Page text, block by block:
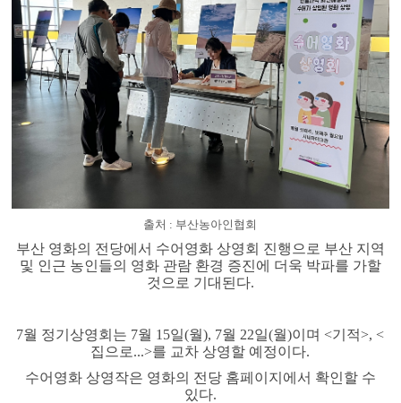
출처 : 부산농아인협회
부산 영화의 전당에서 수어영화 상영회 진행으로 부산 지역
및 인근 농인들의 영화 관람 환경 증진에 더욱 박파를 가할
것으로 기대된다.
7월 정기상영회는 7월 15일(월), 7월 22일(월)이며 <기적>, <
집으로...>를 교차 상영할 예정이다.
수어영화 상영작은 영화의 전당 홈페이지에서 확인할 수
있다.